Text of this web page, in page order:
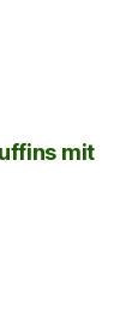
mit